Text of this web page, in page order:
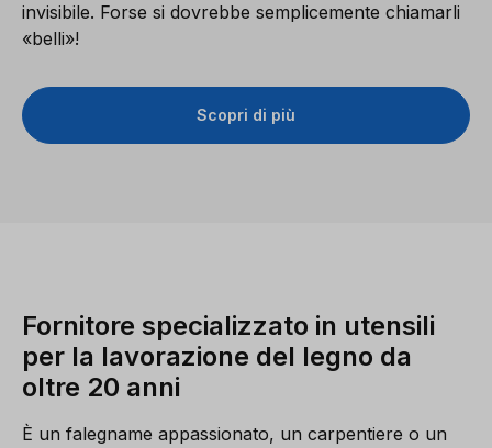
invisibile. Forse si dovrebbe semplicemente chiamarli
«belli»!
Scopri di più
Fornitore specializzato in utensili
per la lavorazione del legno da
oltre 20 anni
È un falegname appassionato, un carpentiere o un